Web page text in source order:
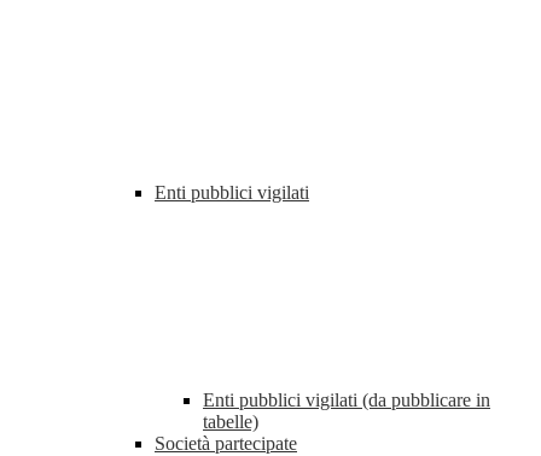
Enti pubblici vigilati
Enti pubblici vigilati (da pubblicare in
tabelle)
Società partecipate